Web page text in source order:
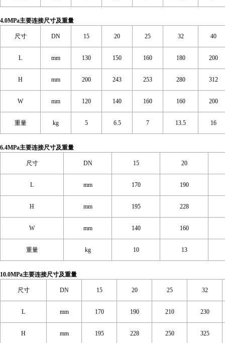
4.0MPa主要连接尺寸及重量
尺寸 DN 15 20 25 32 40
L mm 130 150 160 180 200
H mm 200 243 253 280 312
W mm 120 140 160 160 200
重量 kg 5 6.5 7 13.5 16
6.4MPa主要连接尺寸及重量
尺寸 DN 15 20
L mm 170 190
H mm 195 228
W mm 140 160
重量 kg 10 13
10.0MPa主要连接尺寸及重量
尺寸 DN 15 20 25 32
L mm 170 190 210 230
H mm 195 228 250 325